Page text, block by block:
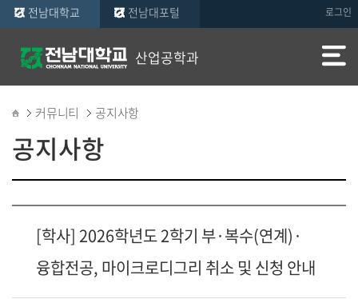
로그인
전남대학교 전남대포털
산업공학과
커뮤니티 공지사항
공지사항
[학사] 2026학년도 2학기 부·복수(연계)·
융합전공, 마이크로디그리 취소 및 신청 안내